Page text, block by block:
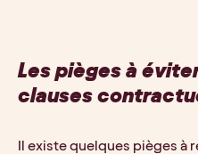
Les pièges à
clauses
Il existe quelques pièges à